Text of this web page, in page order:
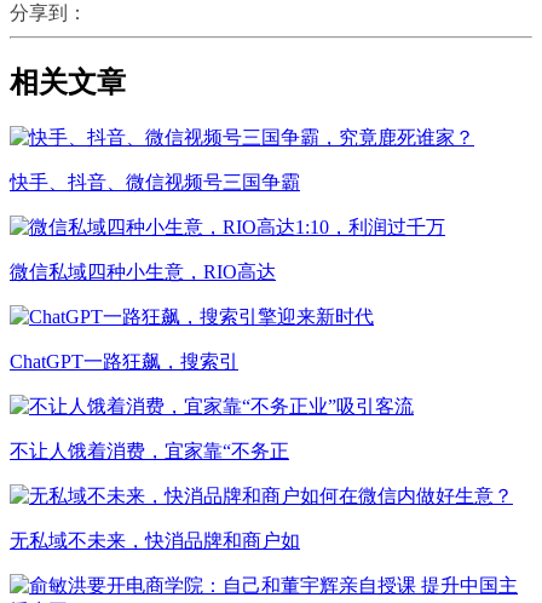
分享到：
相关文章
快手、抖音、微信视频号三国争霸
微信私域四种小生意，RIO高达
ChatGPT一路狂飙，搜索引
不让人饿着消费，宜家靠“不务正
无私域不未来，快消品牌和商户如